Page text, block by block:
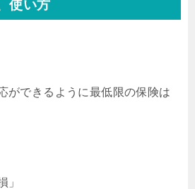
使い方
ができるように最低限の保険は
」